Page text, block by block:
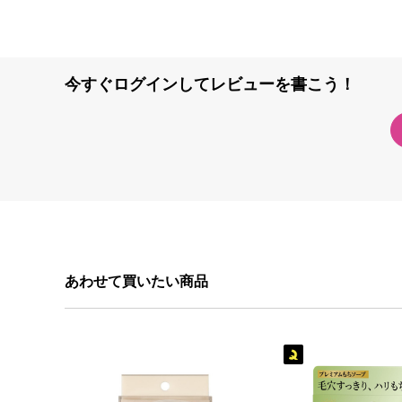
今すぐログインしてレビューを書こう！
あわせて買いたい商品